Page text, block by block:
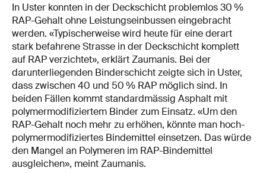
In Uster konnten in der Deckschicht problemlos 30 %
RAP-Gehalt ohne Leistungseinbussen eingebracht
werden. «Typischerweise wird heute für eine derart
stark befahrene Strasse in der Deckschicht komplett
auf RAP verzichtet», erklärt Zaumanis. Bei der
darunterliegenden Binderschicht zeigte sich in Uster,
dass zwischen 40 und 50 % RAP möglich sind. In
beiden Fällen kommt standardmässig Asphalt mit
polymermodifiziertem Binder zum Einsatz. «Um den
RAP-Gehalt noch mehr zu erhöhen, könnte man hoch-
polymermodifiziertes Bindemittel einsetzen. Das würde
den Mangel an Polymeren im RAP-Bindemittel
ausgleichen», meint Zaumanis.